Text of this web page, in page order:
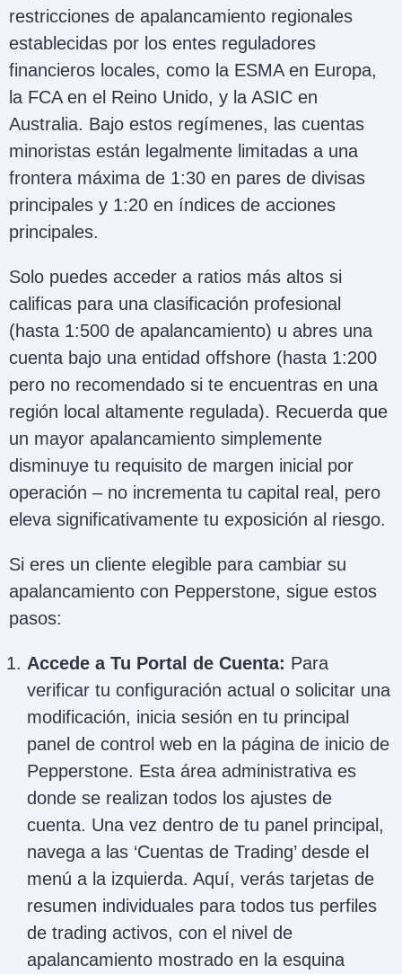
restricciones de apalancamiento regionales
establecidas por los entes reguladores
financieros locales, como la ESMA en Europa,
la FCA en el Reino Unido, y la ASIC en
Australia. Bajo estos regímenes, las cuentas
minoristas están legalmente limitadas a una
frontera máxima de 1:30 en pares de divisas
principales y 1:20 en índices de acciones
principales.
Solo puedes acceder a ratios más altos si
calificas para una clasificación profesional
(hasta 1:500 de apalancamiento) u abres una
cuenta bajo una entidad offshore (hasta 1:200
pero no recomendado si te encuentras en una
región local altamente regulada). Recuerda que
un mayor apalancamiento simplemente
disminuye tu requisito de margen inicial por
operación – no incrementa tu capital real, pero
eleva significativamente tu exposición al riesgo.
Si eres un cliente elegible para cambiar su
apalancamiento con Pepperstone, sigue estos
pasos:
Accede a Tu Portal de Cuenta: Para
verificar tu configuración actual o solicitar una
modificación, inicia sesión en tu principal
panel de control web en la página de inicio de
Pepperstone. Esta área administrativa es
donde se realizan todos los ajustes de
cuenta. Una vez dentro de tu panel principal,
navega a las ‘Cuentas de Trading’ desde el
menú a la izquierda. Aquí, verás tarjetas de
resumen individuales para todos tus perfiles
de trading activos, con el nivel de
apalancamiento mostrado en la esquina